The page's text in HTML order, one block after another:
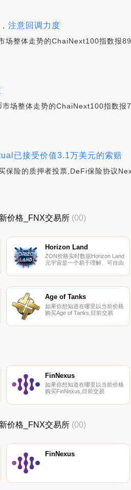
注意回调力度
场整体走势的ChaiNext100指数报
场整体走势的ChaiNext100指数
已接受价值3.1万美元的索赔
保险的质押者投票,DeFi保险协议
价格_FNX交易所 (00)
Horizon Land
ZON价格实时数据Horizon Land
元宇宙是一个易于理解、可自由
以在这里表达自己,体验新的生
Age of Tanks
如果你想知道在哪里以当前价格
购买Age of Tanks,目前交易
货币交易所是
FinNexus
如果你想知道在哪里以当前价格
购买FinNexus,目前交易
交易所是Wanswap。您可以在
价格_FNX交易所 (00)
FinNexus